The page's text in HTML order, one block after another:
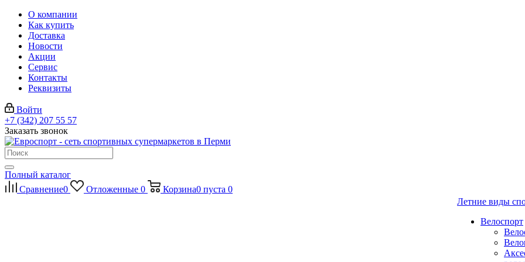
О компании
Как купить
Доставка
Новости
Акции
Сервис
Контакты
Реквизиты
Войти
+7 (342) 207 55 57
Заказать звонок
Полный каталог
Сравнение0 Отложенные 0 Корзина0 пуста 0
Летние виды
Велоспорт